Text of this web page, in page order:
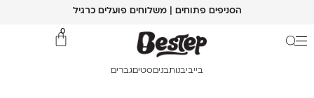
הסניפים פתוחים | משלוחים פועלים כרגיל
0
בייביבנות בנים סטיםגברים